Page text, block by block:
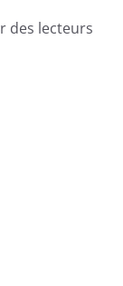
des lecteurs